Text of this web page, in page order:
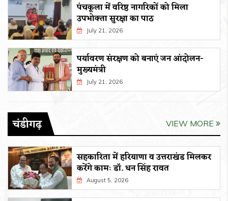
पंचकूला में वरिष्ठ नागरिकों को मिला
उपभोक्ता सुरक्षा का पाठ
July 21, 2026
पर्यावरण संरक्षण को बनाएं जन आंदोलन-
मुख्यमंत्री
July 21, 2026
चंडीगढ़ VIEW MORE
सहकारिता में हरियाणा व उत्तराखंड मिलकर
करेंगे कामः डाॅ. धन सिंह रावत
August 5, 2026